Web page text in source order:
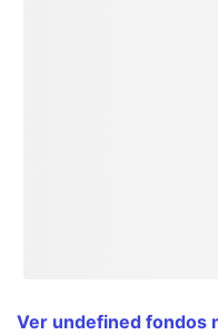
Ver undefined fondos